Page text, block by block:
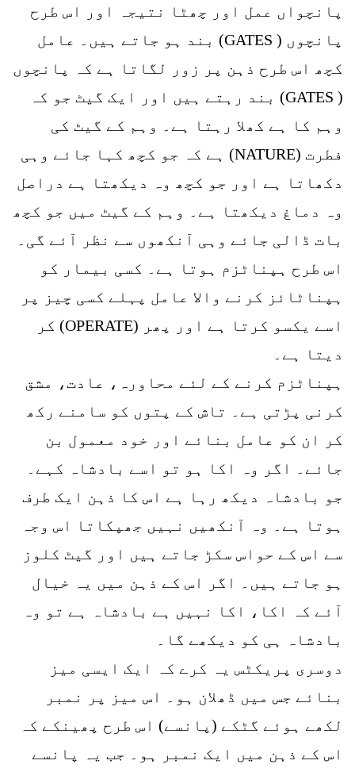
پانچواں عمل اور چھٹا نتیجہ اور اس طرح
پانچوں ( GATES) بند ہو جاتے ہیں۔ عامل
کچھ اس طرح ذہن پر زور لگاتا ہے کہ پانچوں
( GATES) بند رہتے ہیں اور ایک گیٹ جو کہ
وہم کا ہے کھلا رہتا ہے۔ وہم کے گیٹ کی
فطرت (NATURE) ہے کہ جو کچھ کہا جائے وہی
دکھاتا ہے اور جو کچھ وہ دیکھتا ہے دراصل
وہ دماغ دیکھتا ہے۔ وہم کے گیٹ میں جو کچھ
بات ڈالی جائے وہی آنکھوں سے نظر آئے گی۔
اس طرح ہپناٹزم ہوتا ہے۔ کسی بیمار کو
ہپناٹائز کرنے والا عامل پہلے کسی چیز پر
اسے یکسو کرتا ہے اور پھر (OPERATE) کر
دیتا ہے۔
ہپناٹزم کرنے کے لئے محاورہ، عادت، مشق
کرنی پڑتی ہے۔ تاش کے پتوں کو سامنے رکھ
کر ان کو عامل بنائے اور خود معمول بن
جائے۔ اگر وہ اکا ہو تو اسے بادشاہ کہے۔
جو بادشاہ دیکھ رہا ہے اس کا ذہن ایک طرف
ہوتا ہے۔ وہ آنکھیں نہیں جھپکاتا اس وجہ
سے اس کے حواس سکڑ جاتے ہیں اور گیٹ کلوز
ہو جاتے ہیں۔ اگر اس کے ذہن میں یہ خیال
آئے کہ اکا، اکا نہیں ہے بادشاہ ہے تو وہ
بادشاہ ہی کو دیکھے گا۔
دوسری پریکٹس یہ کرے کہ ایک ایسی میز
بنائے جس میں ڈھلان ہو۔ اس میز پر نمبر
لکھے ہوئے گٹکے (پانسے) اس طرح پھینکے کہ
اس کے ذہن میں ایک نمبر ہو۔ جب یہ پانسے